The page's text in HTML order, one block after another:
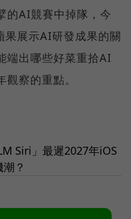
的AI競賽中掉隊，今
果展示AI研發成果的關
端出哪些好菜重拾AI
察的重點。
Siri」最遲2027年iOS
？